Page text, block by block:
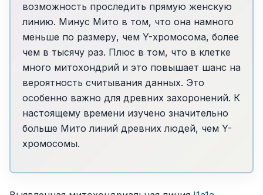
возможность проследить прямую женскую
линию. Минус Мито в том, что она намного
меньше по размеру, чем Y-хромосома, более
чем в тысячу раз. Плюс в том, что в клетке
много митохондрий и это повышает шанс на
вероятность считывания данных. Это
особенно важно для древних захоронений. К
настоящему времени изучено значительно
больше Мито линий древних людей, чем Y-
хромосомы.